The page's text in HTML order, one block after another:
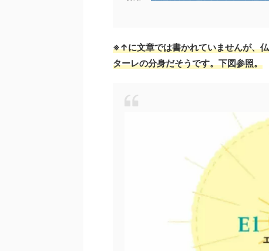
※↑に文章では書かれていませんが、
ターレの分身だそうです。下図参照。